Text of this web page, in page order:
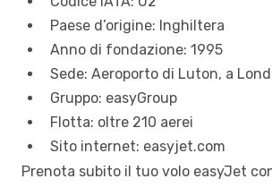
Paese d’origine: Inghiltera
Anno di fondazione: 1995
Sede: Aeroporto di Luton, a
Gruppo: easyGroup
Flotta: oltre 210 aerei
Sito internet: easyjet.com
Prenota subito il tuo volo easyJet